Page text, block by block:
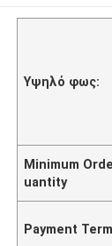
Υψηλό φως:
Minimum
uantity
Payment